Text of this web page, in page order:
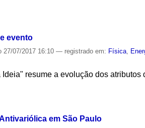
evento
27/07/2017 16:10— registrado em: Física
resume a evolução dos atributos
em São Paulo